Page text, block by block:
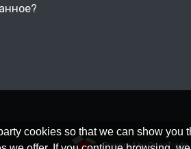
cookies so that we can show you
Powered by OpenTrade